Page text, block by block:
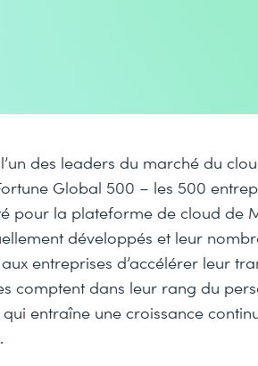
des leaders du marché du
Global 500 – les 500
pour la plateforme de cloud de
développés et leur
entreprises d’accélérer leur
comptent dans leur rang du
entraîne une croissance